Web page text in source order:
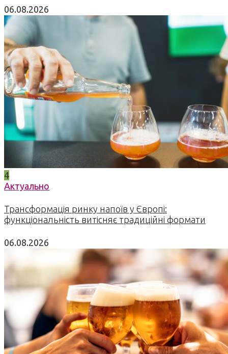
06.08.2026
4
Актуально
Трансформація ринку напоїв у Європі:
функціональність витісняє традиційні формати
06.08.2026